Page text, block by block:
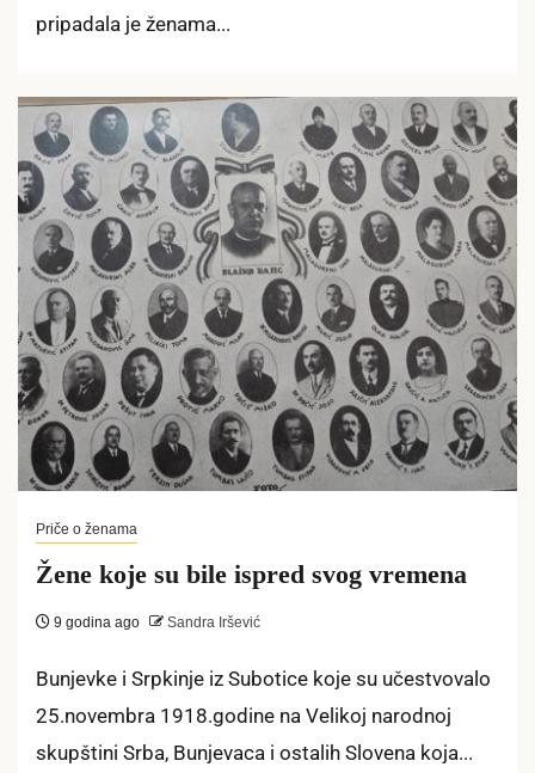
pripadala je ženama...
Priče o ženama
Žene koje su bile ispred svog vremena
9 godina ago Sandra Iršević
Bunjevke i Srpkinje iz Subotice koje su učestvovalo
25.novembra 1918.godine na Velikoj narodnoj
skupštini Srba, Bunjevaca i ostalih Slovena koja...